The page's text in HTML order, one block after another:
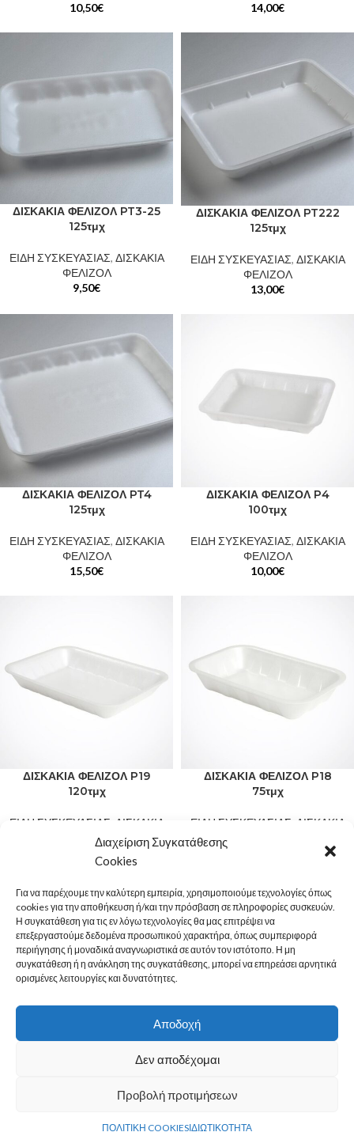
Διαχείριση Συγκατάθεσης
Cookies
Για να παρέχουμε την καλύτερη εμπειρία, χρησιμοποιούμε τεχνολογίες όπως
cookies για την αποθήκευση ή/και την πρόσβαση σε πληροφορίες συσκευών.
Η συγκατάθεση για τις εν λόγω τεχνολογίες θα μας επιτρέψει να
επεξεργαστούμε δεδομένα προσωπικού χαρακτήρα, όπως συμπεριφορά
περιήγησης ή μοναδικά αναγνωριστικά σε αυτόν τον ιστότοπο. Η μη
συγκατάθεση ή η ανάκληση της συγκατάθεσης, μπορεί να επηρεάσει αρνητικά
ορισμένες λειτουργίες και δυνατότητες.
Αποδοχή
Δεν αποδέχομαι
Προβολή προτιμήσεων
ΠΟΛΙΤΙΚΗ COOKIESΙΔΙΩΤΙΚΟΤΗΤΑ
10,50€
14,00€
ΔΙΣΚΑΚΙΑ ΦΕΛΙΖΟΛ PT3-25
125τμχ
ΕΙΔΗ ΣΥΣΚΕΥΑΣΙΑΣ, ΔΙΣΚΑΚΙΑ
ΦΕΛΙΖΟΛ
9,50€
ΔΙΣΚΑΚΙΑ ΦΕΛΙΖΟΛ PT222
125τμχ
ΕΙΔΗ ΣΥΣΚΕΥΑΣΙΑΣ, ΔΙΣΚΑΚΙΑ
ΦΕΛΙΖΟΛ
13,00€
ΔΙΣΚΑΚΙΑ ΦΕΛΙΖΟΛ PT4
125τμχ
ΕΙΔΗ ΣΥΣΚΕΥΑΣΙΑΣ, ΔΙΣΚΑΚΙΑ
ΦΕΛΙΖΟΛ
15,50€
ΔΙΣΚΑΚΙΑ ΦΕΛΙΖΟΛ P4
100τμχ
ΕΙΔΗ ΣΥΣΚΕΥΑΣΙΑΣ, ΔΙΣΚΑΚΙΑ
ΦΕΛΙΖΟΛ
10,00€
ΔΙΣΚΑΚΙΑ ΦΕΛΙΖΟΛ P19
120τμχ
ΕΙΔΗ ΣΥΣΚΕΥΑΣΙΑΣ ΔΙΣΚΑΚΙΑ
ΦΕΛΙΖΟΛ
ΔΙΣΚΑΚΙΑ ΦΕΛΙΖΟΛ P18
75τμχ
ΕΙΔΗ ΣΥΣΚΕΥΑΣΙΑΣ ΔΙΣΚΑΚΙΑ
1 2 →
LEGAL
MENU
© 2022PAN-ARMAR